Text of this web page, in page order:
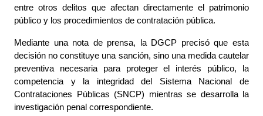
entre otros delitos que afectan directamente el patrimonio
público y los procedimientos de contratación pública.
Mediante una nota de prensa, la DGCP precisó que esta
decisión no constituye una sanción, sino una medida cautelar
preventiva necesaria para proteger el interés público, la
competencia y la integridad del Sistema Nacional de
Contrataciones Públicas (SNCP) mientras se desarrolla la
investigación penal correspondiente.